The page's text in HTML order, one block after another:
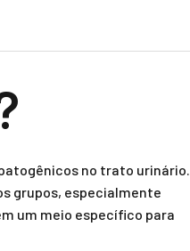
no trato urinário.
grupos, especialmente
um meio específico para